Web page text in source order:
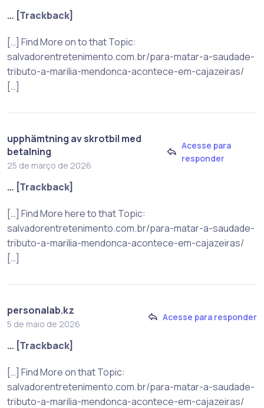
… [Trackback]
[…] Find More on to that Topic:
salvadorentretenimento.com.br/para-matar-a-saudade-
tributo-a-marilia-mendonca-acontece-em-cajazeiras/
[…]
upphämtning av skrotbil med
betalning
25 de março de 2026
Acesse para
responder
… [Trackback]
[…] Find More here to that Topic:
salvadorentretenimento.com.br/para-matar-a-saudade-
tributo-a-marilia-mendonca-acontece-em-cajazeiras/
[…]
personalab.kz
5 de maio de 2026
Acesse para responder
… [Trackback]
[…] Find More on that Topic:
salvadorentretenimento.com.br/para-matar-a-saudade-
tributo-a-marilia-mendonca-acontece-em-cajazeiras/